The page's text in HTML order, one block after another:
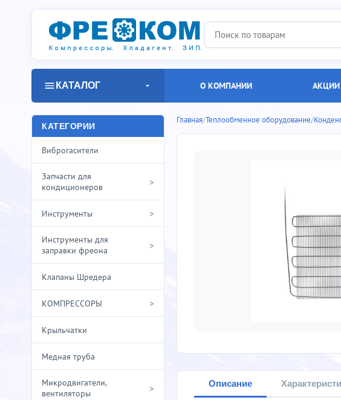
КАТАЛОГ О КОМПАНИИ
КАТЕГОРИИ
Виброгасители
Запчасти для
кондиционеров
>
Инструменты >
Инструменты для
заправки фреона
>
Клапаны Шредера
КОМПРЕССОРЫ >
Крыльчатки
Медная труба
Микродвигатели,
вентиляторы
>
Главная/Теплообменное оборудование/
Описание